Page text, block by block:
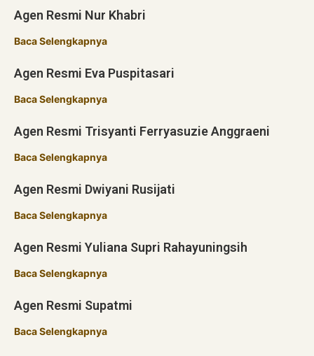
Agen Resmi Nur Khabri
Baca Selengkapnya
Agen Resmi Eva Puspitasari
Baca Selengkapnya
Agen Resmi Trisyanti Ferryasuzie Anggraeni
Baca Selengkapnya
Agen Resmi Dwiyani Rusijati
Baca Selengkapnya
Agen Resmi Yuliana Supri Rahayuningsih
Baca Selengkapnya
Agen Resmi Supatmi
Baca Selengkapnya